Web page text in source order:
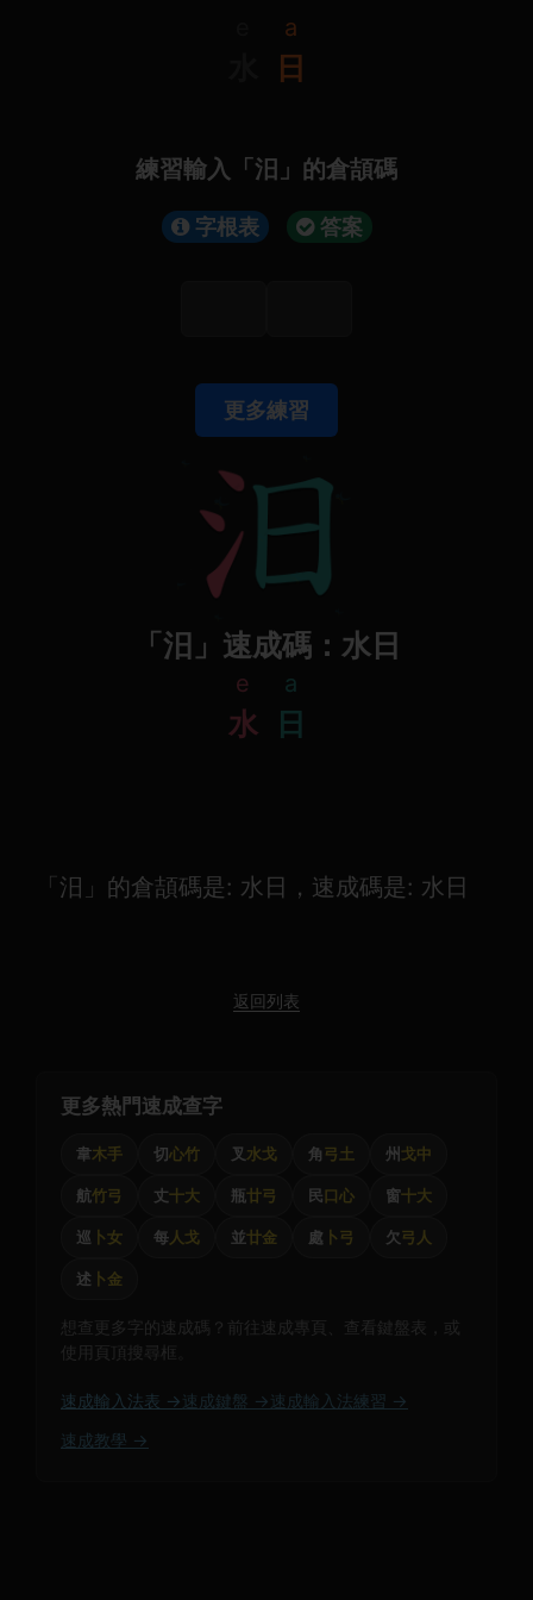
a
日
練習輸入「汨」的倉頡碼
字根表 答案
更多練習
「汨」速成碼：水日
e
水
a
日
「汨」的倉頡碼是: 水日，速成碼是: 水日
返回列表
更多熱門速成查字
韋木手 切心竹 叉 水戈 角弓土 州 戈中
航竹弓 丈十大 瓶廿弓 民口心 窗十大
巡 卜女 每人戈 並廿金 處 卜弓 欠弓人
述 卜金
想查更多字的速成碼？前往速成專頁、查看鍵盤表，或
使用頁頂搜尋框。
速成輸入法表 → 速成鍵盤 → 速成輸入法練習 →
速成教學 →